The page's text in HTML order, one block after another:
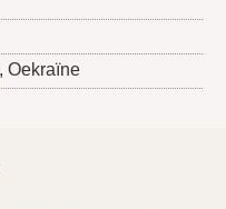
, Oekraïne